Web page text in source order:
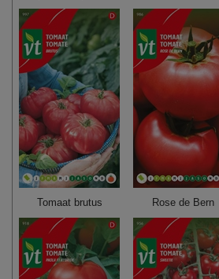
Tomaat brutus Rose de Bern